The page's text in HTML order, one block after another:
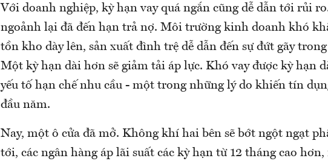
Với doanh nghiệp, kỳ hạn vay quá ngắn cũng dễ dẫn tới rủi
ngoảnh lại đã đến hạn trả nợ. Môi trường kinh doanh khó
tồn kho dày lên, sản xuất đình trệ dễ dẫn đến sự đứt gãy
Một kỳ hạn dài hơn sẽ giảm tải áp lực. Khó vay được kỳ hạn
yếu tố hạn chế nhu cầu - một trong những lý do khiến tín
đầu năm.
Nay, một ô cửa đã mở. Không khí hai bên sẽ bớt ngột ngạt
tới, các ngân hàng áp lãi suất các kỳ hạn từ 12 tháng cao